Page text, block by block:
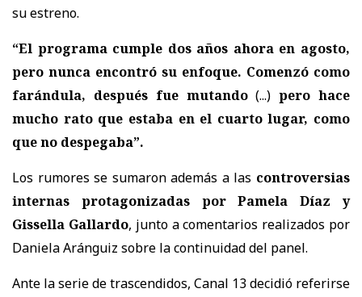
su estreno.
“El programa cumple dos años ahora en agosto,
pero nunca encontró su enfoque. Comenzó como
farándula, después fue mutando(...)pero hace
mucho rato que estaba en el cuarto lugar, como
que no despegaba”.
Los rumores se sumaron además a las controversias
internas protagonizadas por Pamela Díaz y
Gissella Gallardo, junto a comentarios realizados por
Daniela Aránguiz sobre la continuidad del panel.
Ante la serie de trascendidos, Canal 13 decidió referirse